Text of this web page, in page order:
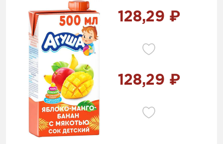
128,29 ₽
128,29 ₽